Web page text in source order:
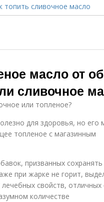
масло от
сливочное
или топленое?
для здоровья, но его
топленое с магазинным
призванных
при жарке не горит,
свойств, отличных
количестве